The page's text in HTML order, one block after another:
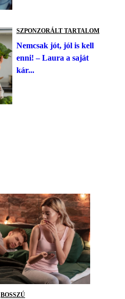
SZPONZORÁLT TARTALOM
Nemcsak jót, jól is kell
enni! – Laura a saját
kár...
BOSSZÚ